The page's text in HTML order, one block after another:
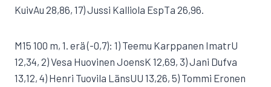
KuivAu 28,86, 17) Jussi Kalliola EspTa 26,96.
M15 100 m, 1. erä (-0,7): 1) Teemu Karppanen ImatrU
12,34, 2) Vesa Huovinen JoensK 12,69, 3) Jani Dufva
13,12, 4) Henri Tuovila LänsUU 13,26, 5) Tommi Eronen